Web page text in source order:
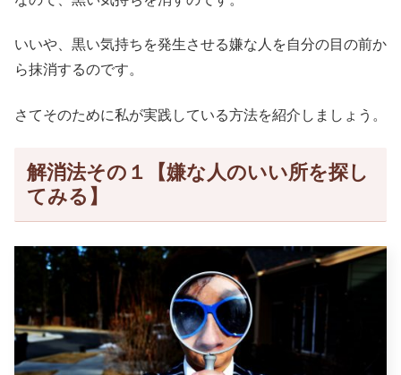
いいや、黒い気持ちを発生させる嫌な人を自分の目の前か
ら抹消するのです。
さてそのために私が実践している方法を紹介しましょう。
解消法その１【嫌な人のいい所を探し
てみる】